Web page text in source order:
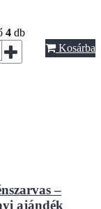
4 db
Kosárba
–
ajándék